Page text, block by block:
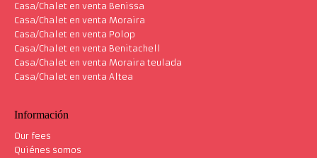
Casa/Chalet en venta Benissa
Casa/Chalet en venta Moraira
Casa/Chalet en venta Polop
Casa/Chalet en venta Benitachell
Casa/Chalet en venta Moraira teulada
Casa/Chalet en venta Altea
Información
Our fees
Quiénes somos